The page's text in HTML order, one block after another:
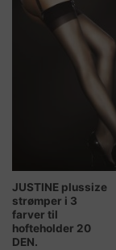
varesiden
JUSTINE plussize
strømper i 3
farver til
hofteholder 20
DEN.
Dette
vare
har
flere